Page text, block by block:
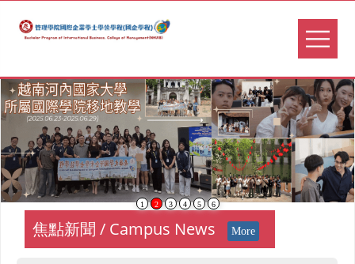
1 2 3 4 5 6
焦點新聞 / Campus News More